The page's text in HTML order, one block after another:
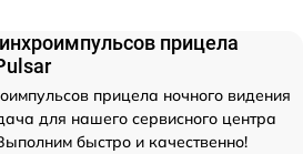
прицела
прицела ночного видения
для нашего сервисного центра
быстро и качественно!